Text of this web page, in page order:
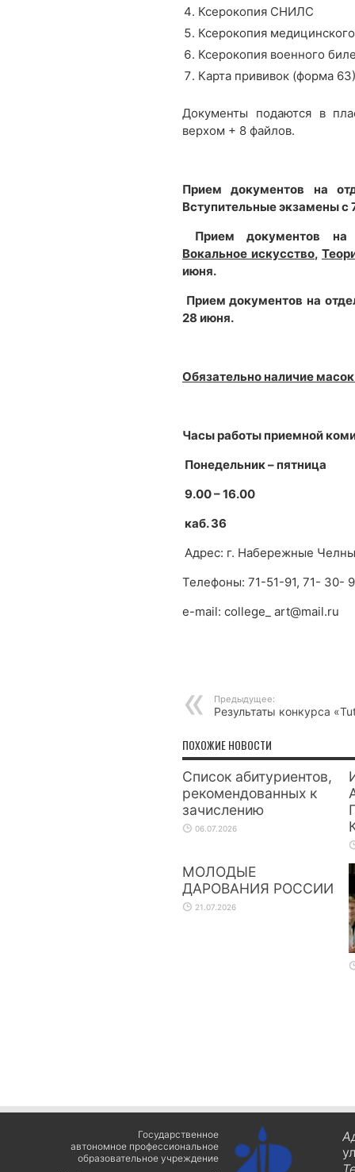
Ксерокопия СНИЛС
Ксерокопия
Ксерокопия военного
Карта прививок (форма 63)
Документы подаются в
верхом + 8 файлов.
Прием документов на
Вступительные экзамены с
Прием документов
Вокальное искусство,
июня.
Прием документов на
28 июня.
Обязательно наличие
Часы работы приемной
Понедельник – пятница
9.00 – 16.00
каб. 36
Адрес: г. Набережные
Телефоны: 71-51-91, 71- 30-
e-mail: college_ art@mail.ru
Предыдущее:
Результаты конкурса
ПОХОЖИЕ НОВОСТИ
Список абитуриентов,
рекомендованных к
зачислению
06.07.2026
МОЛОДЫЕ
ДАРОВАНИЯ РОССИИ
21.07.2026
Государственное
автономное профессиональное
образовательное учреждение